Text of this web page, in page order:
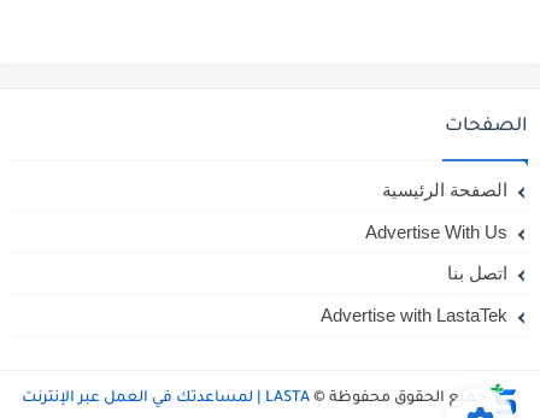
الصفحات
الصفحة الرئيسية
Advertise With Us
اتصل بنا
Advertise with LastaTek
جميع الحقوق محفوظة © LASTA | لمساعدتك في العمل عبر الإنترنت